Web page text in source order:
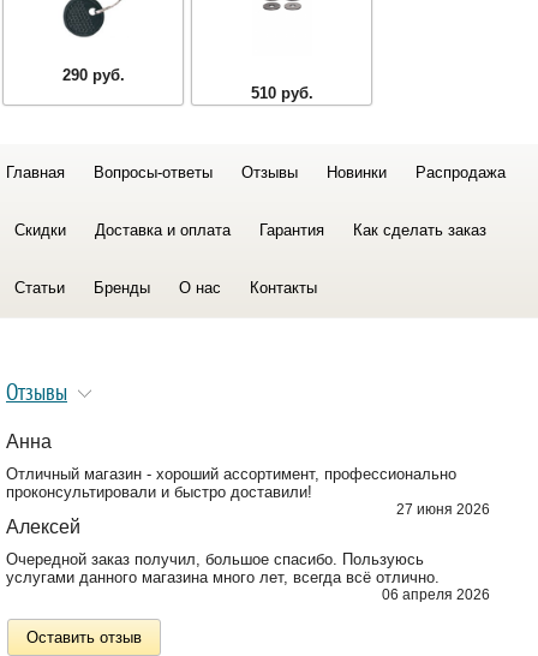
290 руб.
510 руб.
Главная Вопросы-ответы Отзывы Новинки Распродажа
Скидки Доставка и оплата Гарантия Как сделать заказ
Статьи Бренды О нас Контакты
Отзывы
Анна
Отличный магазин - хороший ассортимент, профессионально
проконсультировали и быстро доставили!
27 июня 2026
Алексей
Очередной заказ получил, большое спасибо. Пользуюсь
услугами данного магазина много лет, всегда всё отлично.
06 апреля 2026
Оставить отзыв